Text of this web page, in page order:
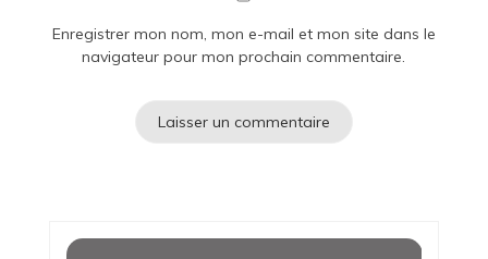
Enregistrer mon nom, mon e-mail et mon site dans le
navigateur pour mon prochain commentaire.